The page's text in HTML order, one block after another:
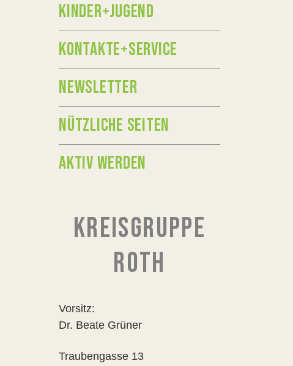
KINDER+JUGEND
KONTAKTE+SERVICE
NEWSLETTER
NÜTZLICHE SEITEN
AKTIV WERDEN
KREISGRUPPE
ROTH
Vorsitz:
Dr. Beate Grüner
Traubengasse 13